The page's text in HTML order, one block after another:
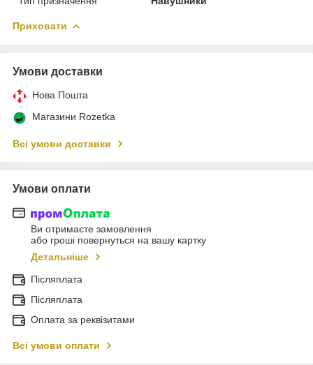
Приховати
Умови доставки
Нова Пошта
Магазини Rozetka
Всі умови доставки
Умови оплати
Ви отримаєте замовлення
або гроші повернуться на вашу картку
Детальніше
Післяплата
Післяплата
Оплата за реквізитами
Всі умови оплати